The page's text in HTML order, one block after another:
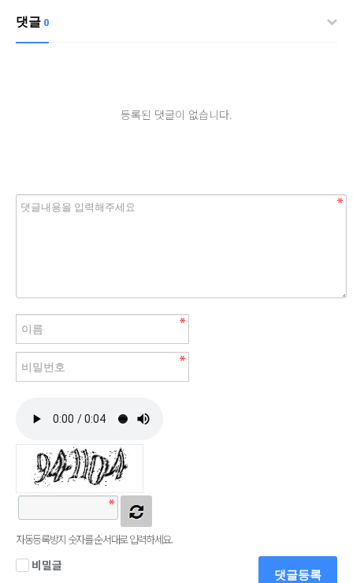
댓글 0
등록된 댓글이 없습니다.
자동등록방지 숫자를 순서대로 입력하세요.
비밀글
댓글등록